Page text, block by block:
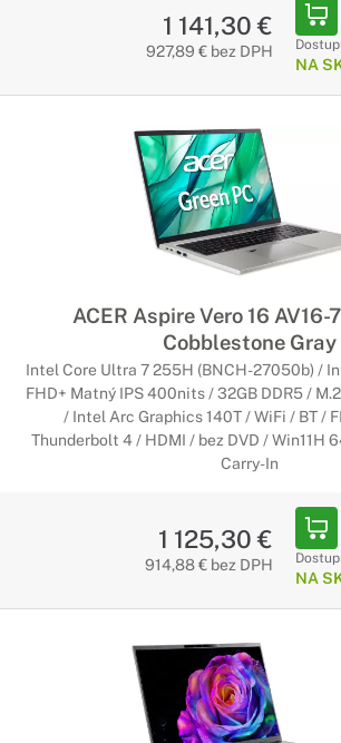
1 141,30 €
927,89 € bez DPH
NA
ACER Aspire Vero 16 AV16-
Cobblestone Gray
Intel Core Ultra 7 255H (BNCH-27050b) /
FHD+ Matný IPS 400nits / 32GB DDR5 /
/ Intel Arc Graphics 140T / WiFi / BT /
Thunderbolt 4 / HDMI / bez DVD / Win11H
Carry-In
1 125,30 €
914,88 € bez DPH
NA